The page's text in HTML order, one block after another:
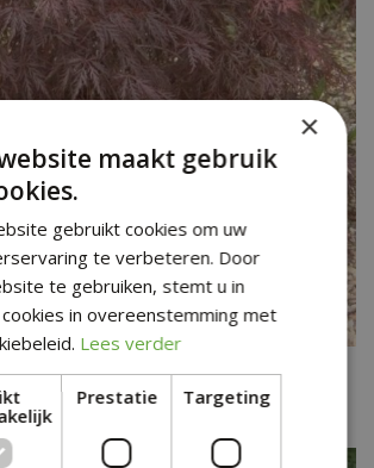
Japanse esdoorn
palmatum 'Garnet'
×
maakt gebruik
gebruikt cookies om uw
te verbeteren. Door
te gebruiken, stemt u in
in overeenstemming met
Lees verder
Prestatie Targeting